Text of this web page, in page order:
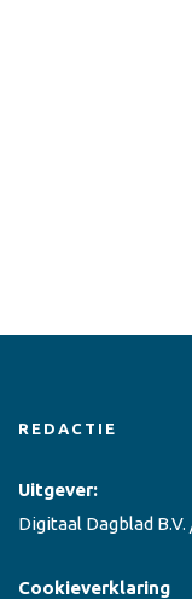
REDACTIE
Uitgever:
Digitaal Dagblad
Cookieverklaring